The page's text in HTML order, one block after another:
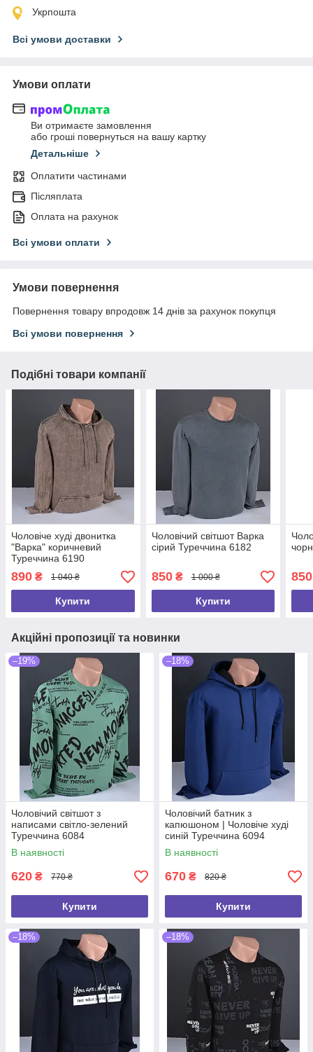
Укрпошта
Всі умови доставки
Умови оплати
Ви отримаєте замовлення
або гроші повернуться на вашу картку
Детальніше
Оплатити частинами
Післяплата
Оплата на рахунок
Всі умови оплати
Умови повернення
Повернення товару впродовж 14 днів за рахунок покупця
Всі умови повернення
Подібні товари компанії
Чоловіче худі двонитка
"Варка" коричневий
Туреччина 6190
890 ₴ 1 040 ₴
Купити
Чоловічий світшот Варка
сірий Туреччина 6182
850₴ 1 000 ₴
Купити
850
Акційні пропозиції та новинки
–19%
Чоловічий світшот з
написами світло-зелений
Туреччина 6084
В наявності
620 ₴ 770 ₴
Купити
–18%
Чоловічий батник з
капюшоном | Чоловіче худі
синій Туреччина 6094
В наявності
670 ₴ 820 ₴
Купити
–18% –18%